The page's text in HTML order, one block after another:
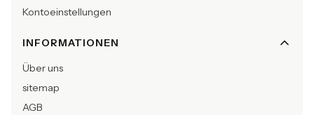
Kontoeinstellungen
INFORMATIONEN
Über uns
sitemap
AGB